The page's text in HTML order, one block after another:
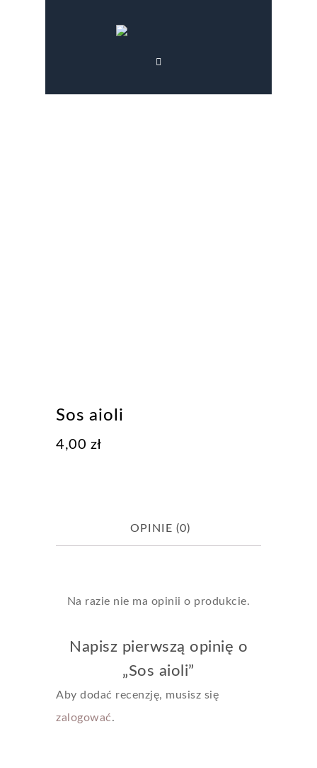
Sos aioli
4,00 zł
OPINIE (0)
Na razie nie ma opinii o produkcie.
Napisz pierwszą opinię o
„Sos aioli”
Aby dodać recenzję, musisz się
zalogować.